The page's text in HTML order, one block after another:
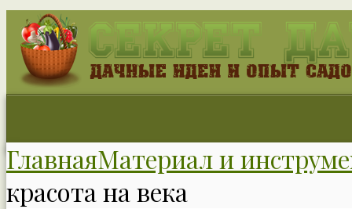
ГлавнаяМатериал и
красота на века